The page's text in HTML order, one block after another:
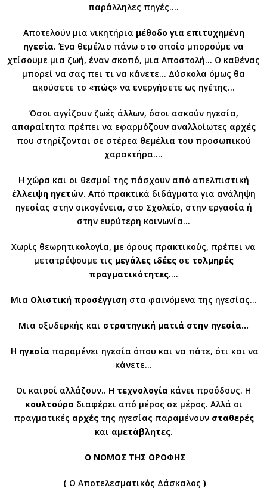
παράλληλες πηγές….
Αποτελούν μια νικητήρια μέθοδο για επιτυχημένη
ηγεσία. Ένα θεμέλιο πάνω στο οποίο μπορούμε να
χτίσουμε μια ζωή, έναν σκοπό, μια Αποστολή… Ο καθένας
μπορεί να σας πει τι να κάνετε… Δύσκολα όμως θα
ακούσετε το «πώς» να ενεργήσετε ως ηγέτης…
Όσοι αγγίζουν ζωές άλλων, όσοι ασκούν ηγεσία,
απαραίτητα πρέπει να εφαρμόζουν αναλλοίωτες αρχές
που στηρίζονται σε στέρεα θεμέλια του προσωπικού
χαρακτήρα….
Η χώρα και οι θεσμοί της πάσχουν από απελπιστική
έλλειψη ηγετών. Από πρακτικά διδάγματα για ανάληψη
ηγεσίας στην οικογένεια, στο Σχολείο, στην εργασία ή
στην ευρύτερη κοινωνία…
Χωρίς θεωρητικολογία, με όρους πρακτικούς, πρέπει να
μετατρέψουμε τις μεγάλες ιδέεςσε τολμηρές
πραγματικότητες….
Μια Ολιστική προσέγγισηστα φαινόμενα της ηγεσίας…
Μια οξυδερκής και στρατηγική ματιά στην ηγεσία…
Η ηγεσία παραμένει ηγεσία όπου και να πάτε, ότι και να
κάνετε…
Οι καιροί αλλάζουν.. Η τεχνολογία κάνει προόδους. Η
κουλτούρα διαφέρει από μέρος σε μέρος. Αλλά οι
πραγματικές αρχέςτης ηγεσίας παραμένουν σταθερές
και αμετάβλητες.
Ο ΝΟΜΟΣ ΤΗΣ ΟΡΟΦΗΣ
( Ο Αποτελεσματικός Δάσκαλος )